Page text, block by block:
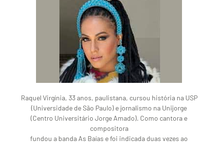
Raquel Virgínia, 33 anos, paulistana, cursou história na USP
(Universidade de São Paulo) e jornalismo na Unijorge
(Centro Universitário Jorge Amado). Como cantora e
compositora
fundou a banda As Baías e foi indicada duas vezes ao